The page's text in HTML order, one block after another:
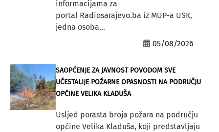
informacijama za
portal Radiosarajevo.ba iz MUP-a USK,
jedna osoba...
05/08/2026
SAOPĆENJE ZA JAVNOST POVODOM SVE
UČESTALIJE POŽARNE OPASNOSTI NA PODRUČJU
OPĆINE VELIKA KLADUŠA
Usljed porasta broja požara na području
općine Velika Kladuša, koji predstavljaju